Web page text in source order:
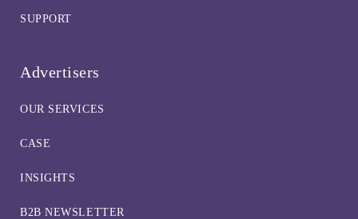
SUPPORT
Advertisers
OUR SERVICES
CASE
INSIGHTS
B2B NEWSLETTER